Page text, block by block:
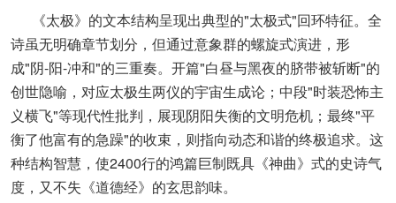
《太极》的文本结构呈现出典型的"太极式"回环特征。全
诗虽无明确章节划分，但通过意象群的螺旋式演进，形
成"阴-阳-冲和"的三重奏。开篇"白昼与黑夜的脐带被斩断"的
创世隐喻，对应太极生两仪的宇宙生成论；中段"时装恐怖主
义横飞"等现代性批判，展现阴阳失衡的文明危机；最终"平
衡了他富有的急躁"的收束，则指向动态和谐的终极追求。这
种结构智慧，使2400行的鸿篇巨制既具《神曲》式的史诗气
度，又不失《道德经》的玄思韵味。